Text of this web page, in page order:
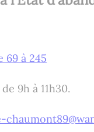
69 à 245
9h à 11h30.